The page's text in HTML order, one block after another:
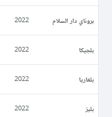
بروناي دار السلام 2022
بلجيكا 2022
بلغاريا 2022
بليز 2022